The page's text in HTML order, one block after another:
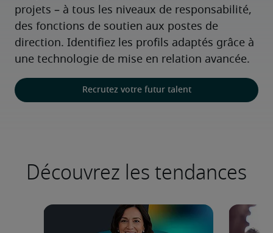
projets – à tous les niveaux de responsabilité,
des fonctions de soutien aux postes de
direction. Identifiez les profils adaptés grâce à
une technologie de mise en relation avancée.
Recrutez votre futur talent
Découvrez les tendances